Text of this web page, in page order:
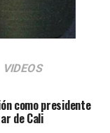
VIDEOS
como presidente
de Cali